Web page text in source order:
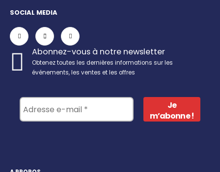
SOCIAL MEDIA
Abonnez-vous à notre newsletter
Obtenez toutes les dernières informations sur les
événements, les ventes et les offres